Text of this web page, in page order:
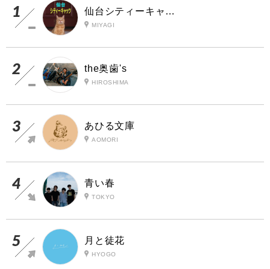
仙台シティーキャッツ
MIYAGI
the奥歯's
HIROSHIMA
あひる文庫
AOMORI
青い春
TOKYO
月と徒花
HYOGO